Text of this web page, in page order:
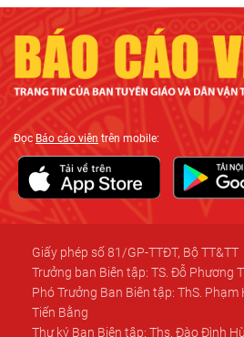
ĐọcBáo cáo viên trên mobile:
Giấy phép số 81/GP-TTĐT, Bộ TT&TT
Trưởng ban Biên tập: TS. Đỗ Phương
Phó Trưởng Ban Biên tập: ThS. Phạm
Tiến Bằng
Thư ký Ban Biên tập: Ths. Đào Đình